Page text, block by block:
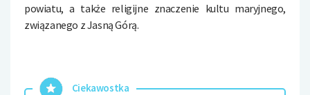
powiatu, a także religijne znaczenie kultu maryjnego,
związanego z Jasną Górą.
Ciekawostka